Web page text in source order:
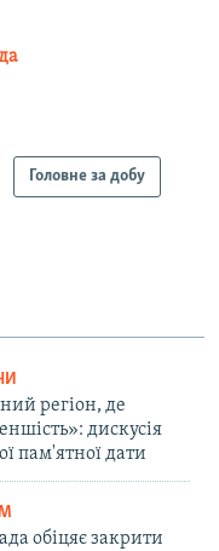
Головне за добу
регіон, де
дискусія
пам'ятної дати
обіцяє закрити